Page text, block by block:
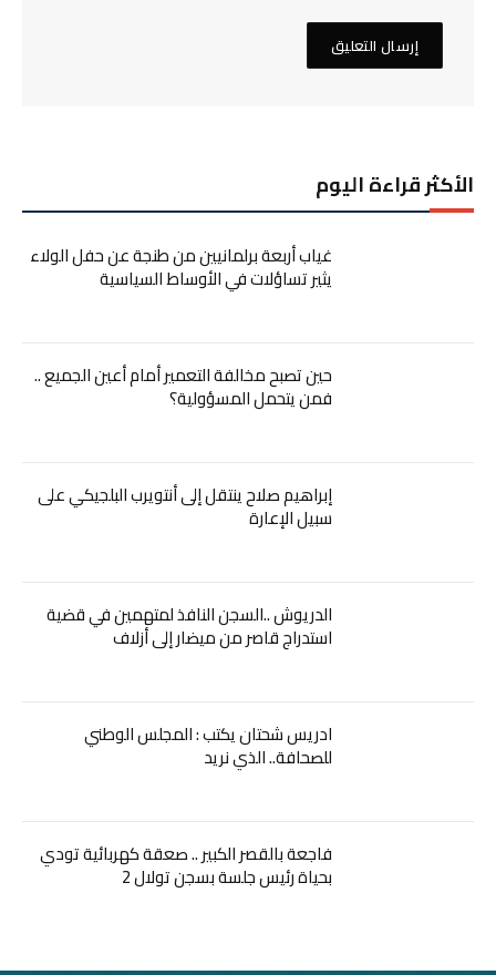
الأكثر قراءة اليوم
غياب أربعة برلمانيين من طنجة عن حفل الولاء
يثير تساؤلات في الأوساط السياسية
حين تصبح مخالفة التعمير أمام أعين الجميع ..
فمن يتحمل المسؤولية؟
إبراهيم صلاح ينتقل إلى أنتويرب البلجيكي على
سبيل الإعارة
الدريوش ..السجن النافذ لمتهمين في قضية
استدراج قاصر من ميضار إلى أزلاف
ادريس شحتان يكتب : المجلس الوطني
للصحافة.. الذي نريد
فاجعة بالقصر الكبير .. صعقة كهربائية تودي
بحياة رئيس جلسة بسجن تولال 2